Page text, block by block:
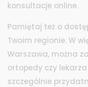
konsultacje online.
Pamiętaj też o
Twoim regionie. W
Warszawa, można
ortopedy czy
szczególnie